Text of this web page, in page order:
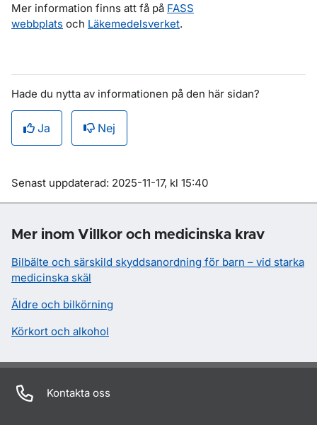
Mer information finns att få på FASS
webbplats och Läkemedelsverket.
Hade du nytta av informationen på den här sidan?
Ja Nej
Om sidan
Senast uppdaterad: 2025-11-17, kl 15:40
Mer inom Villkor och medicinska krav
Bilbälte och särskild skyddsanordning för barn – vid starka
medicinska skäl
Äldre och bilkörning
Körkort och alkohol
Kontakta oss